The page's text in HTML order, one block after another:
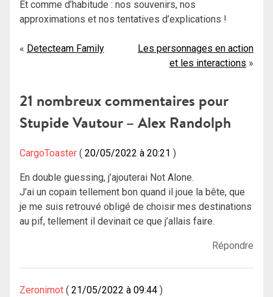
Et comme d’habitude : nos souvenirs, nos
approximations et nos tentatives d’explications !
Navigation
l’article
Detecteam Family
Les personnages en action
et les interactions
21 nombreux commentaires pour
Stupide Vautour – Alex Randolph
CargoToaster 20/05/2022 à 20:21
En double guessing, j’ajouterai Not Alone.
J’ai un copain tellement bon quand il joue la bête, que
je me suis retrouvé obligé de choisir mes destinations
au pif, tellement il devinait ce que j’allais faire.
Répondre
Zeronimot 21/05/2022 à 09:44